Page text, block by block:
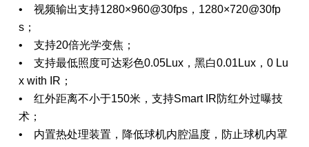
• 视频输出支持1280×960@30fps，1280×720@30fp
s；
• 支持20倍光学变焦；
• 支持最低照度可达彩色0.05Lux，黑白0.01Lux，0 Lu
x with IR；
• 红外距离不小于150米，支持Smart IR防红外过曝技
术；
• 内置热处理装置，降低球机内腔温度，防止球机内罩